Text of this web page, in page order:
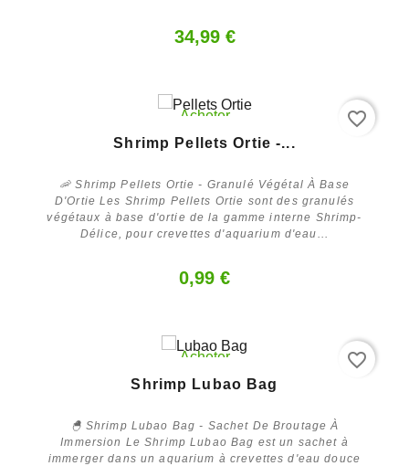
34,99 €
Acheter
Shrimp Pellets Ortie -...
🦐 Shrimp Pellets Ortie - Granulé Végétal À Base
D'Ortie Les Shrimp Pellets Ortie sont des granulés
végétaux à base d'ortie de la gamme interne Shrimp-
Délice, pour crevettes d'aquarium d'eau...
0,99 €
favorite_border
Acheter
Shrimp Lubao Bag
🐣 Shrimp Lubao Bag - Sachet De Broutage À
Immersion Le Shrimp Lubao Bag est un sachet à
immerger dans un aquarium à crevettes d'eau douce
favorite_border